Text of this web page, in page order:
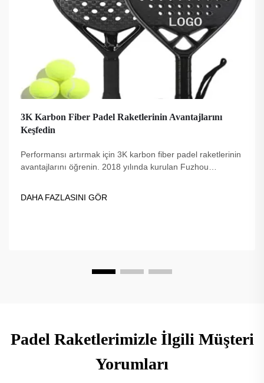
3K Karbon Fiber Padel Raketlerinin Avantajlarını
Keşfedin
Performansı artırmak için 3K karbon fiber padel raketlerinin
avantajlarını öğrenin. 2018 yılında kurulan Fuzhou
uyumlu seçenekler sunar.
DAHA FAZLASINI GÖR
Padel Raketlerimizle İlgili Müşteri
Yorumları